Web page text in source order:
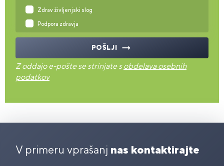
Zdrav življenjski slog
Podpora zdravja
POŠLJI
Z oddajo e-pošte se strinjate sobdelava osebnih
podatkov
V primeru vprašanj nas kontaktirajte